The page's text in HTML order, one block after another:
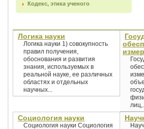
Кодекс, этика ученого
Логика науки
Логика науки 1) совокупность
правил получения,
обоснования и развития
знания, используемых в
реальной науке, ее различных
областях и отдельных
научных...
Социология науки
Социология науки Социология